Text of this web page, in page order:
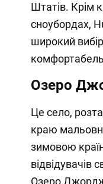
Штатів. Крім
сноубордах,
широкий вибір
Озеро
Це село,
краю
зимовою
Озеро